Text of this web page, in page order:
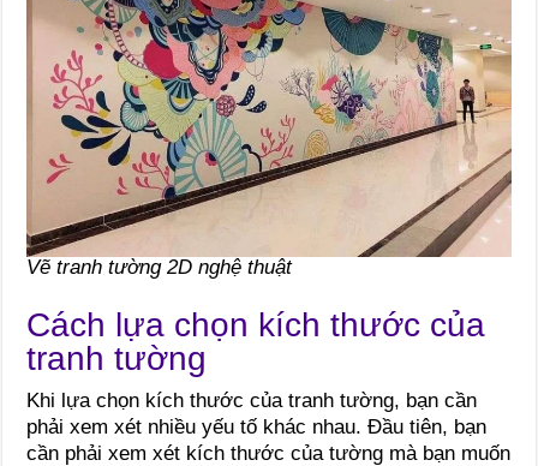
Vẽ tranh tường 2D nghệ thuật
Cách lựa chọn kích thước của
tranh tường
Khi lựa chọn kích thước của tranh tường, bạn cần
phải xem xét nhiều yếu tố khác nhau. Đầu tiên, bạn
cần phải xem xét kích thước của tường mà bạn muốn